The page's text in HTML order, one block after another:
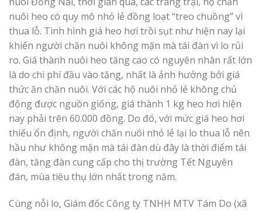
nuôi heo có quy mô nhỏ lẻ đồng loạt “treo chuồng” vì
thua lỗ. Tình hình giá heo hơi trồi sụt như hiện nay lại
khiến người chăn nuôi không mặn mà tái đàn vì lo rủi
ro. Giá thành nuôi heo tăng cao có nguyên nhân rất lớn
là do chi phí đầu vào tăng, nhất là ảnh hưởng bởi giá
thức ăn chăn nuôi. Với các hộ nuôi nhỏ lẻ không chủ
động được nguồn giống, giá thành 1 kg heo hơi hiện
nay phải trên 60.000 đồng. Do đó, với mức giá heo hơi
thiếu ổn định, người chăn nuôi nhỏ lẻ lại lo thua lỗ nên
hầu như không mặn mà tái đàn dù đây là thời điểm tái
đàn, tăng đàn cung cấp cho thị trường Tết Nguyên
đán, mùa tiêu thụ lớn nhất trong năm.
Cùng nỗi lo, Giám đốc Công ty TNHH MTV Tám Do (xã